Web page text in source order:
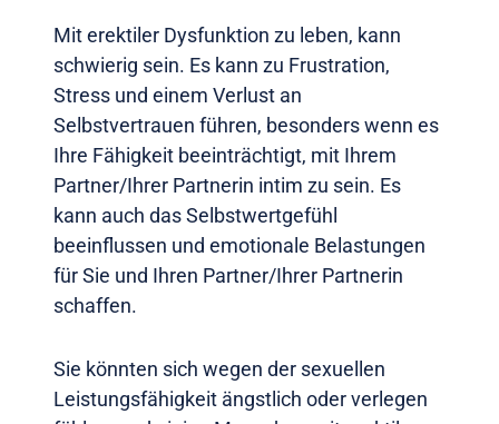
Mit erektiler Dysfunktion zu leben, kann
schwierig sein. Es kann zu Frustration,
Stress und einem Verlust an
Selbstvertrauen führen, besonders wenn es
Ihre Fähigkeit beeinträchtigt, mit Ihrem
Partner/Ihrer Partnerin intim zu sein. Es
kann auch das Selbstwertgefühl
beeinflussen und emotionale Belastungen
für Sie und Ihren Partner/Ihrer Partnerin
schaffen.
Sie könnten sich wegen der sexuellen
Leistungsfähigkeit ängstlich oder verlegen